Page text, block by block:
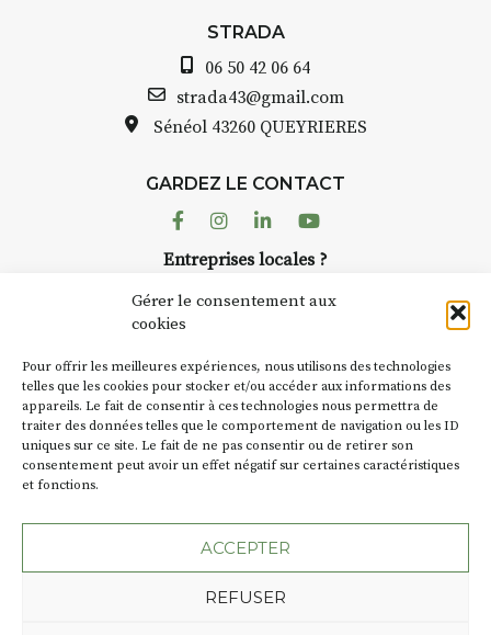
Gérer le consentement aux
cookies
Pour offrir les meilleures expériences, nous utilisons des technologies
telles que les cookies pour stocker et/ou accéder aux informations des
appareils. Le fait de consentir à ces technologies nous permettra de
traiter des données telles que le comportement de navigation ou les ID
uniques sur ce site. Le fait de ne pas consentir ou de retirer son
consentement peut avoir un effet négatif sur certaines caractéristiques
et fonctions.
ACCEPTER
REFUSER
INTERVIEW
STRADA Bernard Turle, vous
Auzon…
Bernard TURLE Le Fumoir n’est
pas une galerie permanente.
Chaque année, le 1er dimanche
d’août, l’association
artisans investissent les rues, les
caves, les granges d’Auzon. Le
Fumoir est l’un de ces espaces
temporaires d’accueil de la
culture. Il s’associe également à
exemple, l’installation
« off » du festival d’Auzon 2026
STRADA
06 50 42 06 64
strada43@gmail.com
Sénéol 43260 QUEYRIERES
GARDEZ LE CONTACT
FacebookInstagram
LinkedinYoutube
Entreprises locales ?
Suivez toute l'actu de Strada